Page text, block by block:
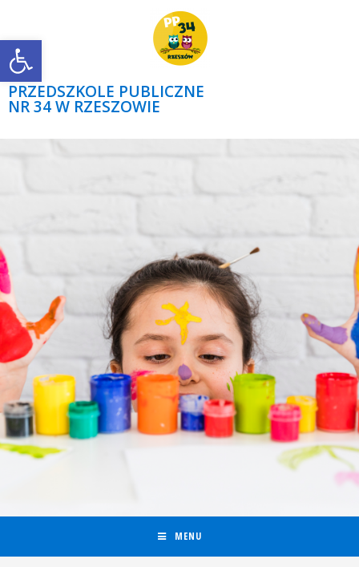
Open toolbar
PRZEDSZKOLE PUBLICZNE
NR 34 W RZESZOWIE
MENU